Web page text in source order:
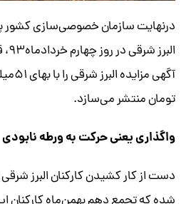
درنهایت سازمان خصوصی‌سازی
البرز شرقی در روز چهارم خردادماه۹۳
آگهی مزایده البرز شرقی را با بهای۵۱
تومان منتشر می‌سازد.
واگذاری یعنی حرکت به ورطه نابودی
دست از کار کشیدن کارکنان البرز شرقی